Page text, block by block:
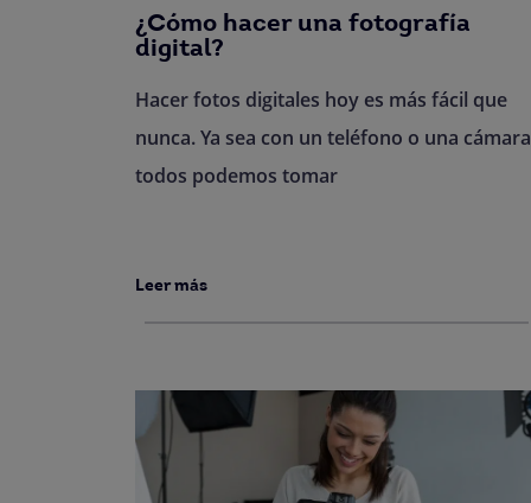
¿Cómo hacer una fotografía
digital?
Hacer fotos digitales hoy es más fácil que
nunca. Ya sea con un teléfono o una
todos podemos tomar
Leer más